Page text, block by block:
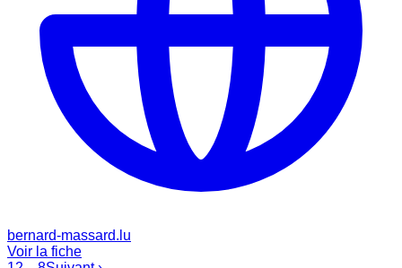
bernard-massard.lu
Voir la fiche